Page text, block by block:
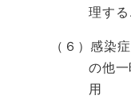
理す
（６）感染
の他
用